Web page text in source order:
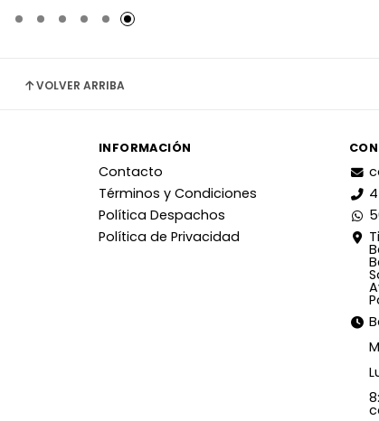
VOLVER ARRIBA
INFORMACIÓN
Contacto
Términos y Condiciones
Política Despachos
Política de Privacidad